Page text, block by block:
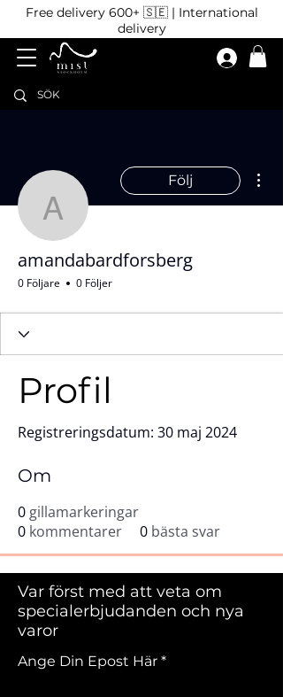
Free delivery 600+ 🇸🇪 | International
delivery
Följ
amandabardforsberg
0 Följare 0 Följer
Profil
Registreringsdatum: 30 maj 2024
Om
0 gillamarkeringar
0 kommentarer 0 bästa svar
Var först med att veta om
specialerbjudanden och nya
varor
Ange Din Epost Här